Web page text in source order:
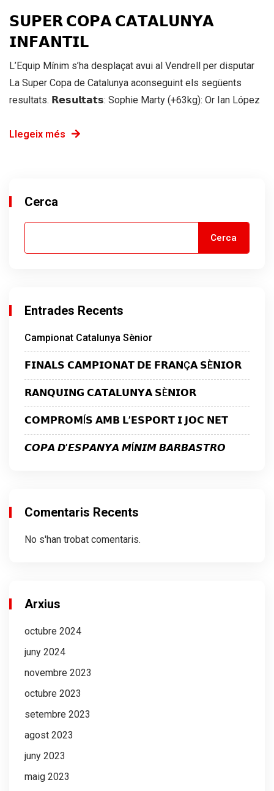
𝗦𝗨𝗣𝗘𝗥 𝗖𝗢𝗣𝗔 𝗖𝗔𝗧𝗔𝗟𝗨𝗡𝗬𝗔
𝗜𝗡𝗙𝗔𝗡𝗧𝗜𝗟
L’Equip Mínim s’ha desplaçat avui al Vendrell per disputar
La Super Copa de Catalunya aconseguint els següents
resultats. 𝗥𝗲𝘀𝘂𝗹𝘁𝗮𝘁𝘀: Sophie Marty (+63kg): Or Ian López
Llegeix més
Cerca
Cerca
Entrades Recents
Campionat Catalunya Sènior
𝗙𝗜𝗡𝗔𝗟𝗦 𝗖𝗔𝗠𝗣𝗜𝗢𝗡𝗔𝗧 𝗗𝗘 𝗙𝗥𝗔𝗡Ç𝗔 𝗦È𝗡𝗜𝗢𝗥
𝗥𝗔𝗡𝗤𝗨𝗜𝗡𝗚 𝗖𝗔𝗧𝗔𝗟𝗨𝗡𝗬𝗔 𝗦È𝗡𝗜𝗢𝗥
𝗖𝗢𝗠𝗣𝗥𝗢𝗠Í𝗦 𝗔𝗠𝗕 𝗟’𝗘𝗦𝗣𝗢𝗥𝗧 𝗜 𝗝𝗢𝗖 𝗡𝗘𝗧
𝘾𝙊𝙋𝘼 𝘿’𝙀𝙎𝙋𝘼𝙉𝙔𝘼 𝙈Í𝙉𝙄𝙈 𝘽𝘼𝙍𝘽𝘼𝙎𝙏𝙍𝙊
Comentaris Recents
No s'han trobat comentaris.
Arxius
octubre 2024
juny 2024
novembre 2023
octubre 2023
setembre 2023
agost 2023
juny 2023
maig 2023